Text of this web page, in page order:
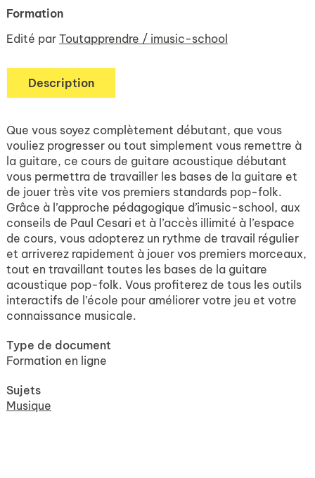
Formation
Edité par Toutapprendre / imusic-school
Description
Que vous soyez complètement débutant, que vous
vouliez progresser ou tout simplement vous remettre à
la guitare, ce cours de guitare acoustique débutant
vous permettra de travailler les bases de la guitare et
de jouer très vite vos premiers standards pop-folk.
Grâce à l’approche pédagogique d’imusic-school, aux
conseils de Paul Cesari et à l’accès illimité à l’espace
de cours, vous adopterez un rythme de travail régulier
et arriverez rapidement à jouer vos premiers morceaux,
tout en travaillant toutes les bases de la guitare
acoustique pop-folk. Vous profiterez de tous les outils
interactifs de l’école pour améliorer votre jeu et votre
connaissance musicale.
Type de document
Formation en ligne
Sujets
Musique